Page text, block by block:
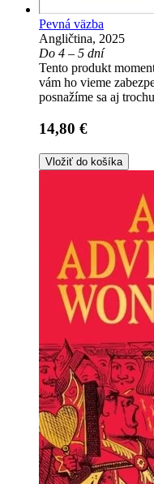
Pevná väzba
Angličtina, 2025
Do 4 – 5 dní
Tento produkt
vám ho vieme
posnažíme sa aj
14,80 €
Vložiť do košíka